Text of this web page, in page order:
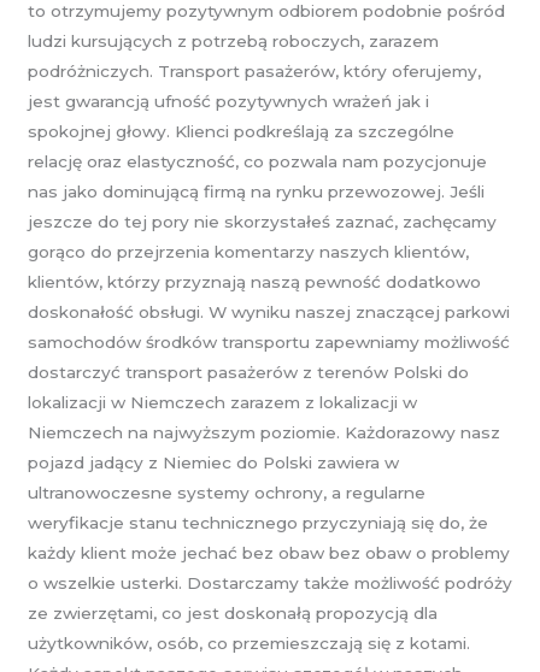
to otrzymujemy pozytywnym odbiorem podobnie pośród
ludzi kursujących z potrzebą roboczych, zarazem
podróżniczych. Transport pasażerów, który oferujemy,
jest gwarancją ufność pozytywnych wrażeń jak i
spokojnej głowy. Klienci podkreślają za szczególne
relację oraz elastyczność, co pozwala nam pozycjonuje
nas jako dominującą firmą na rynku przewozowej. Jeśli
jeszcze do tej pory nie skorzystałeś zaznać, zachęcamy
gorąco do przejrzenia komentarzy naszych klientów,
klientów, którzy przyznają naszą pewność dodatkowo
doskonałość obsługi. W wyniku naszej znaczącej parkowi
samochodów środków transportu zapewniamy możliwość
dostarczyć transport pasażerów z terenów Polski do
lokalizacji w Niemczech zarazem z lokalizacji w
Niemczech na najwyższym poziomie. Każdorazowy nasz
pojazd jadący z Niemiec do Polski zawiera w
ultranowoczesne systemy ochrony, a regularne
weryfikacje stanu technicznego przyczyniają się do, że
każdy klient może jechać bez obaw bez obaw o problemy
o wszelkie usterki. Dostarczamy także możliwość podróży
ze zwierzętami, co jest doskonałą propozycją dla
użytkowników, osób, co przemieszczają się z kotami.